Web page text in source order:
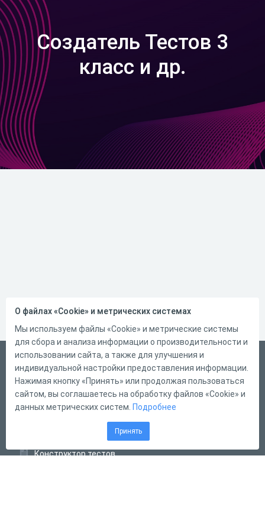
Создатель Тестов 3
класс и др.
Русский
Справка
Форма обратной связи
Конструктор тестов
О файлах «Cookie» и метрических системах
Мы используем файлы «Cookie» и метрические системы
для сбора и анализа информации о производительности и
использовании сайта, а также для улучшения и
индивидуальной настройки предоставления информации.
Нажимая кнопку «Принять» или продолжая пользоваться
сайтом, вы соглашаетесь на обработку файлов «Cookie» и
данных метрических систем. Подробнее
Принять